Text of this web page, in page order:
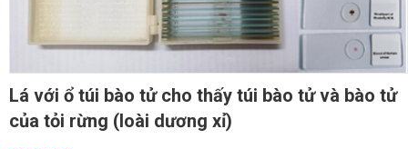
Lá với ổ túi bào tử cho thấy túi bào tử và bào tử
của tỏi rừng (loài dương xỉ)